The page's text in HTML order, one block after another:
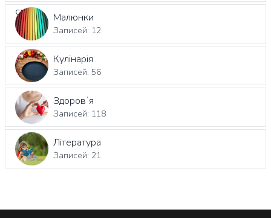
Малюнки
Записей: 12
Кулінарія
Записей: 56
Здоровʼя
Записей: 118
Література
Записей: 21